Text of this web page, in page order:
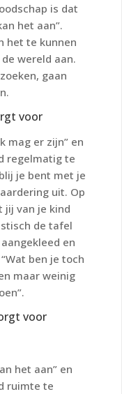
is dat
het aan”.
het te kunnen
wereld aan.
gaan
voor
mag er zijn” en
regelmatig te
je bent met je
uit. Op
jij van je kind
de tafel
en
ben je toch
maar weinig
voor
het aan” en
ruimte te